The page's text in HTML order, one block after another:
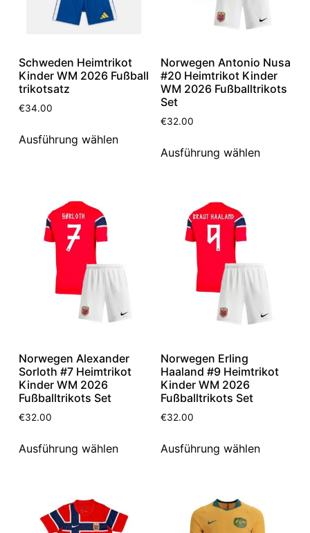
Schweden Heimtrikot
Kinder WM 2026 Fußball
trikotsatz
€34.00
Ausführung wählen
Norwegen Antonio Nusa
#20 Heimtrikot Kinder
WM 2026 Fußballtrikots
Set
€32.00
Ausführung wählen
Norwegen Alexander
Sorloth #7 Heimtrikot
Kinder WM 2026
Fußballtrikots Set
€32.00
Ausführung wählen
Norwegen Erling
Haaland #9 Heimtrikot
Kinder WM 2026
Fußballtrikots Set
€32.00
Ausführung wählen